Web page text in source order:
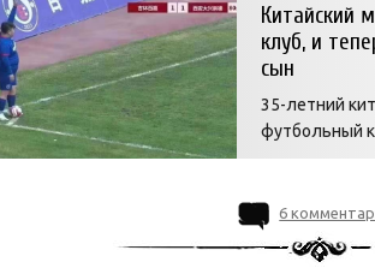
Китайский
клуб, и
сын
35-летний
футбольный
6